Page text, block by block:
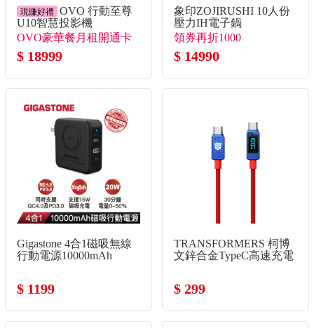
現賺好禮
OVO 行動至尊
U10智慧投影機
OVO豪華餐月租開通卡
+送月租開通卡*3！+送
$ 18999
象印ZOJIRUSHI 10人份
壓力IH電子鍋
領券再折1000
$ 14990
Gigastone 4合1磁吸無線
行動電源10000mAh
$ 1199
TRANSFORMERS 柯博
文鋅合金TypeC高速充電
$ 299